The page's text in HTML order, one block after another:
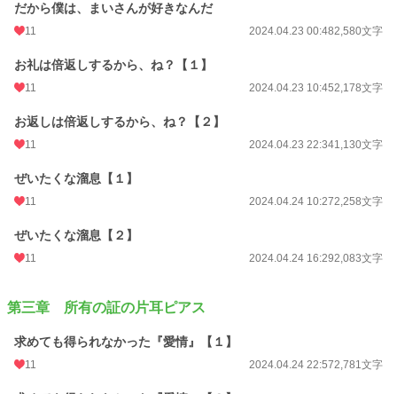
だから僕は、まいさんが好きなんだ
11 2024.04.23 00:482,580文字
お礼は倍返しするから、ね？【１】
11 2024.04.23 10:452,178文字
お返しは倍返しするから、ね？【２】
11 2024.04.23 22:341,130文字
ぜいたくな溜息【１】
11 2024.04.24 10:272,258文字
ぜいたくな溜息【２】
11 2024.04.24 16:292,083文字
第三章 所有の証の片耳ピアス
求めても得られなかった『愛情』【１】
11 2024.04.24 22:572,781文字